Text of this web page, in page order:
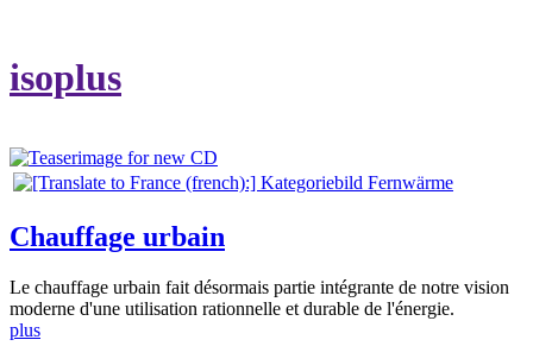
isoplus
Chauffage urbain
Le chauffage urbain fait désormais partie intégrante de notre vision
moderne d'une utilisation rationnelle et durable de l'énergie.
plus